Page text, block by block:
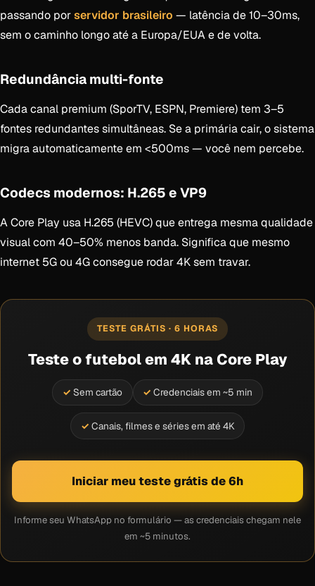
passando porservidor brasileiro — latência de 10–30ms,
sem o caminho longo até a Europa/EUA e de volta.
Redundância multi-fonte
Cada canal premium (SporTV, ESPN, Premiere) tem 3–5
fontes redundantes simultâneas. Se a primária cair, o sistema
migra automaticamente em <500ms — você nem percebe.
Codecs modernos: H.265 e VP9
A Core Play usa H.265 (HEVC) que entrega mesma qualidade
visual com 40–50% menos banda. Significa que mesmo
internet 5G ou 4G consegue rodar 4K sem travar.
TESTE GRÁTIS · 6 HORAS
Teste o futebol em 4K na Core Play
Sem cartão Credenciais em ~5 min
Canais, filmes e séries em até 4K
Iniciar meu teste grátis de 6h
Informe seu WhatsApp no formulário — as credenciais chegam nele
em ~5 minutos.